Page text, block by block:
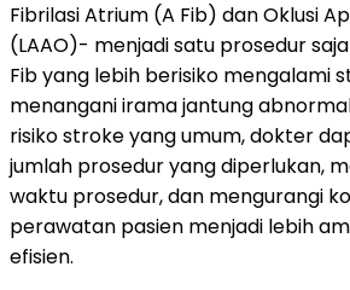
Fibrilasi Atrium (A Fib) dan Oklusi
(LAAO)- menjadi satu prosedur
Fib yang lebih berisiko mengalami
menangani irama jantung
risiko stroke yang umum, dokter
jumlah prosedur yang diperlukan,
waktu prosedur, dan mengurangi
perawatan pasien menjadi lebih
efisien.